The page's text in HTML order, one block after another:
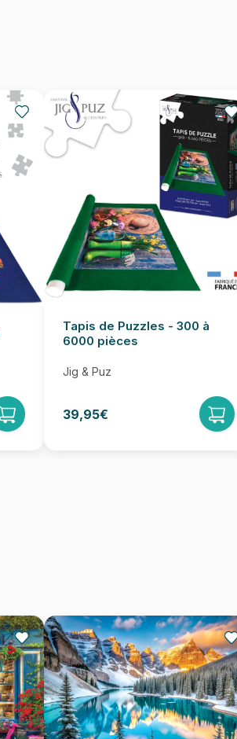
Tapis de Puzzles - 300 à
6000 pièces
Jig & Puz
39,95€